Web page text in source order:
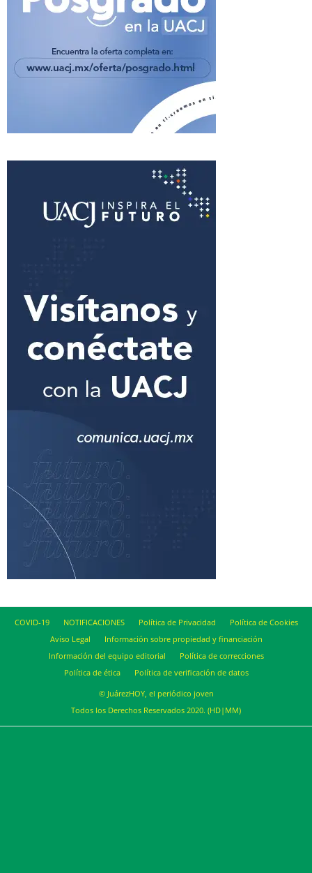
COVID-19 NOTIFICACIONES Política de Privacidad
Política de Cookies
Aviso Legal
Información sobre propiedad y financiación
Información del equipo editorial
Política de correcciones
Política de ética
Política de verificación de datos
© JuárezHOY, el periódico joven
Todos los Derechos Reservados 2020. (HD|MM)